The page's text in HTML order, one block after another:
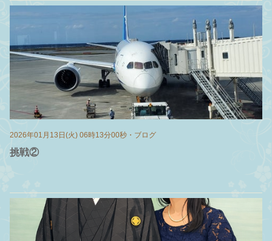
2026年01月13日(火) 06時13分00秒 ・ ブログ
挑戦②